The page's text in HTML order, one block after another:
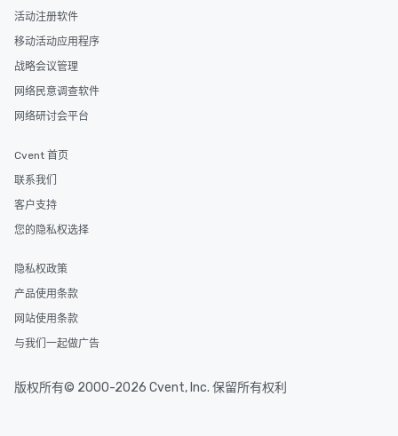
活动注册软件
移动活动应用程序
战略会议管理
网络民意调查软件
网络研讨会平台
Cvent 首页
联系我们
客户支持
您的隐私权选择
隐私权政策
产品使用条款
网站使用条款
与我们一起做广告
版权所有© 2000-2026 Cvent, Inc. 保留所有权利